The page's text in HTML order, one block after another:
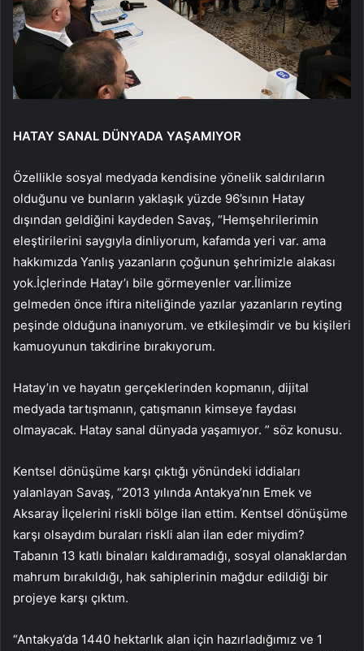
HATAY SANAL DÜNYADA YAŞAMIYOR
Özellikle sosyal medyada kendisine yönelik saldırıların
olduğunu ve bunların yaklaşık yüzde 96’sının Hatay
dışından geldiğini kaydeden Savaş, “Hemşehrilerimin
eleştirilerini saygıyla dinliyorum, kafamda yeri var. ama
hakkımızda Yanlış yazanların çoğunun şehrimizle alakası
yok.İçlerinde Hatay’ı bile görmeyenler var.İlimize
gelmeden önce iftira niteliğinde yazılar yazanların reyting
peşinde olduğuna inanıyorum. ve etkileşimdir ve bu kişileri
kamuoyunun takdirine bırakıyorum.
Hatay’ın ve hayatın gerçeklerinden kopmanın, dijital
medyada tartışmanın, çatışmanın kimseye faydası
olmayacak. Hatay sanal dünyada yaşamıyor. ” söz konusu.
Kentsel dönüşüme karşı çıktığı yönündeki iddiaları
yalanlayan Savaş, “2013 yılında Antakya’nın Emek ve
Aksaray İlçelerini riskli bölge ilan ettim. Kentsel dönüşüme
karşı olsaydım buraları riskli alan ilan eder miydim?
Tabanın 13 katlı binaları kaldıramadığı, sosyal olanaklardan
mahrum bırakıldığı, hak sahiplerinin mağdur edildiği bir
projeye karşı çıktım.
“Antakya’da 1440 hektarlık alan için hazırladığımız ve 1